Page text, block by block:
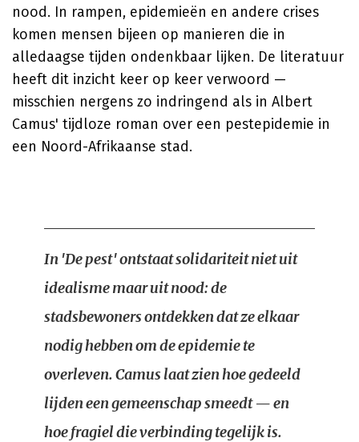
nood. In rampen, epidemieën en andere crises
komen mensen bijeen op manieren die in
alledaagse tijden ondenkbaar lijken. De literatuur
heeft dit inzicht keer op keer verwoord —
misschien nergens zo indringend als in Albert
Camus' tijdloze roman over een pestepidemie in
een Noord-Afrikaanse stad.
In 'De pest' ontstaat solidariteit niet uit
idealisme maar uit nood: de
stadsbewoners ontdekken dat ze elkaar
nodig hebben om de epidemie te
overleven. Camus laat zien hoe gedeeld
lijden een gemeenschap smeedt — en
hoe fragiel die verbinding tegelijk is.